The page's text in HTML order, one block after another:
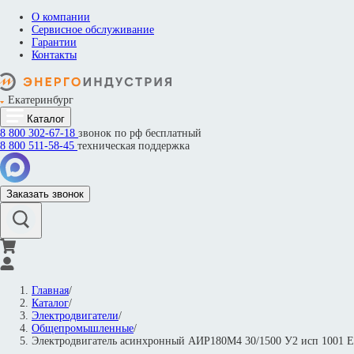
О компании
Сервисное обслуживание
Гарантии
Контакты
Екатеринбург
Каталог
8 800 302-67-18 звонок по рф бесплатный
8 800 511-58-45 техническая поддержка
Заказать звонок
Главная/
Каталог/
Электродвигатели/
Общепромышленные/
Электродвигатель асинхронный АИР180М4 30/1500 У2 исп 1001